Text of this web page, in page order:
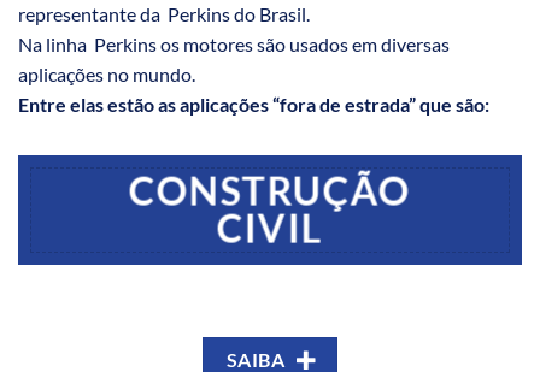
representante da Perkins do Brasil.
Na linha Perkins os motores são usados em diversas
aplicações no mundo.
Entre elas estão as aplicações “fora de estrada” que são:
CONSTRUÇÃO
CIVIL
SAIBA